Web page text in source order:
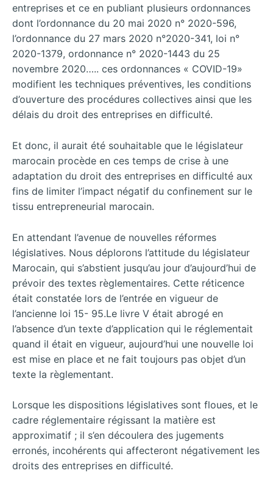
entreprises et ce en publiant plusieurs ordonnances
dont l’ordonnance du 20 mai 2020 n° 2020-596,
l’ordonnance du 27 mars 2020 n°2020-341, loi n°
2020-1379, ordonnance n° 2020-1443 du 25
novembre 2020….. ces ordonnances « COVID-19»
modifient les techniques préventives, les conditions
d’ouverture des procédures collectives ainsi que les
délais du droit des entreprises en difficulté.
Et donc, il aurait été souhaitable que le législateur
marocain procède en ces temps de crise à une
adaptation du droit des entreprises en difficulté aux
fins de limiter l’impact négatif du confinement sur le
tissu entrepreneurial marocain.
En attendant l’avenue de nouvelles réformes
législatives. Nous déplorons l’attitude du législateur
Marocain, qui s’abstient jusqu’au jour d’aujourd’hui de
prévoir des textes règlementaires. Cette réticence
était constatée lors de l’entrée en vigueur de
l’ancienne loi 15- 95.Le livre V était abrogé en
l’absence d’un texte d’application qui le réglementait
quand il était en vigueur, aujourd’hui une nouvelle loi
est mise en place et ne fait toujours pas objet d’un
texte la règlementant.
Lorsque les dispositions législatives sont floues, et le
cadre réglementaire régissant la matière est
approximatif ; il s’en découlera des jugements
erronés, incohérents qui affecteront négativement les
droits des entreprises en difficulté.